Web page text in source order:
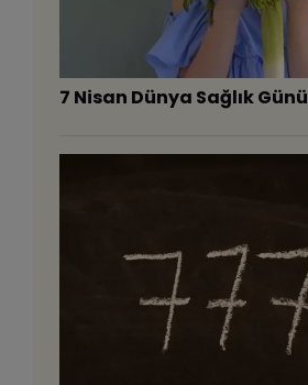
7 Nisan Dünya Sağlık Günü